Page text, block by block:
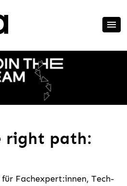
right path:
Fachexpert:innen, Tech-